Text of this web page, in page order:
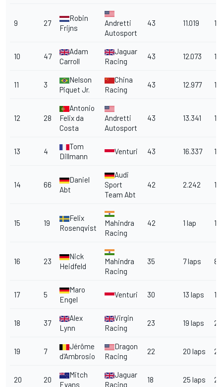
9 27
Robin
Frijns
Andretti
Autosport
43 11.019
10 47
Adam
Carroll
Jaguar
Racing
43 12.073
11 3
Nelson
Piquet Jr.
China
Racing
43 12.977
12 28
Antonio
Felix da
Costa
Andretti
Autosport
43 13.341
13 4
Tom
Dillmann
Venturi 43 16.337
14 66
Daniel
Abt
Audi
Sport
Team Abt
42 2.242 1
15 19
Felix
Rosenqvist
Mahindra
Racing
42 1 lap 1
16 23
Nick
Heidfeld
Mahindra
Racing
35 7 laps 8
17 5
Maro
Engel
Venturi 30 13 laps 13
18 37
Alex
Lynn
Virgin
Racing
23 19 laps 20
19 7
Jérôme
d'Ambrosio
Dragon
Racing
22 20 laps 21
20 20
Mitch
Evans
Jaguar
Racing
18 25 laps